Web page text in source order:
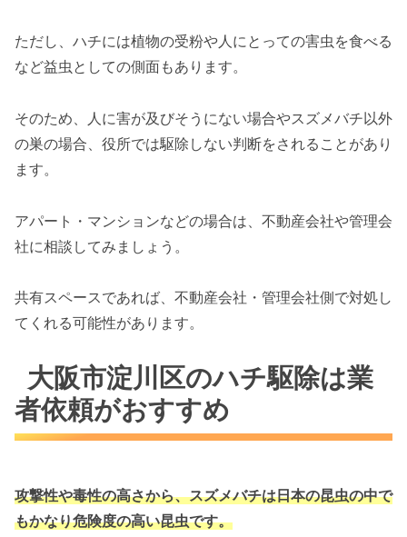
ただし、ハチには植物の受粉や人にとっての害虫を食べる
など益虫としての側面もあります。
そのため、人に害が及びそうにない場合やスズメバチ以外
の巣の場合、役所では駆除しない判断をされることがあり
ます。
アパート・マンションなどの場合は、不動産会社や管理会
社に相談してみましょう。
共有スペースであれば、不動産会社・管理会社側で対処し
てくれる可能性があります。
大阪市淀川区のハチ駆除は業
者依頼がおすすめ
攻撃性や毒性の高さから、スズメバチは日本の昆虫の中で
もかなり危険度の高い昆虫です。